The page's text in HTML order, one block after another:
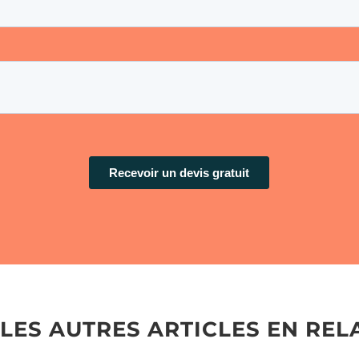
AUTRES ARTICLES EN